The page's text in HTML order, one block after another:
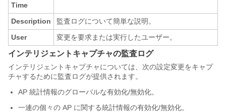
Time
Description
監査ログについて簡単な説明。
User
変更を要求または実行したユーザー。
インテリジェントキャプチャの監査ログ
インテリジェントキャプチャについては、次の設定変更をキャプ
チャするために監査ログが提供されます。
AP 統計情報のグローバルな有効化/無効化。
一連の個々の AP に関する統計情報の有効化/無効化。